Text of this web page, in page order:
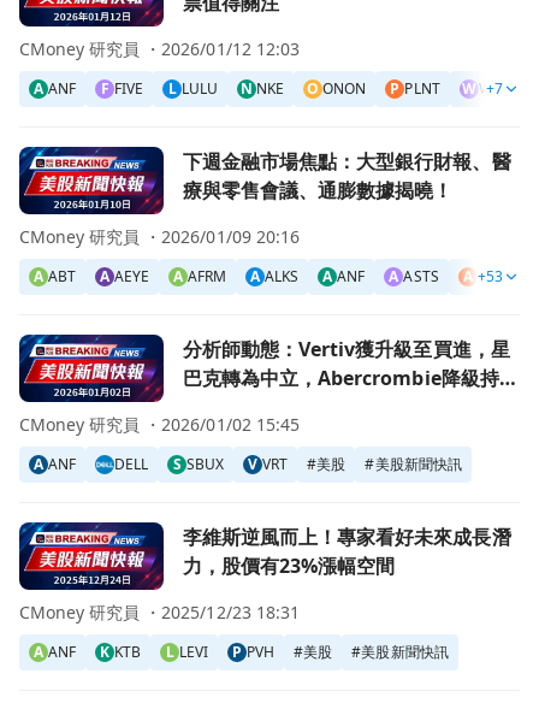
A ANF F FIVE L LULU N NKE OONON P PLNT WWMT
+7
CMoney 研究員 ・2026/01/12 12:03
前往下週金融市場焦點：大型銀行財報、醫療與零售會議、
下週金融市場焦點：大型銀行財報、醫
療與零售會議、通膨數據揭曉！
A ABT A AEYE A AFRM A ALKS A ANF A ASTS A AVDL
+53
CMoney 研究員 ・2026/01/09 20:16
前往分析師動態：Vertiv獲升級至買進，星巴克轉為中立，
分析師動態：Vertiv獲升級至買進，星
巴克轉為中立，Abercrombie降級持
A ANF DELL S SBUX V VRT #美股 #美股新聞快訊
CMoney 研究員 ・2026/01/02 15:45
前往李維斯逆風而上！專家看好未來成長潛力，股價有23%
李維斯逆風而上！專家看好未來成長潛
力，股價有23%漲幅空間
A ANF K KTB L LEVI P PVH #美股 #美股新聞快訊
CMoney 研究員 ・2025/12/23 18:31